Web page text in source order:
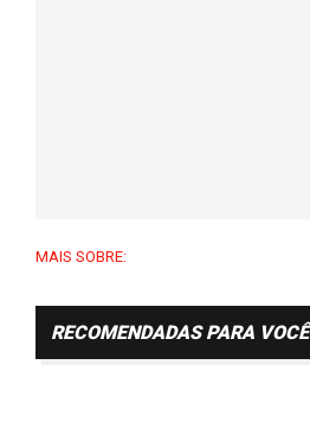
MAIS SOBRE:
RECOMENDADAS PARA VOCÊ